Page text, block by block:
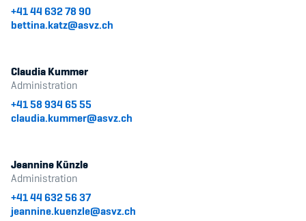
+41 44 632 78 90
bettina.katz@asvz.ch
Claudia Kummer
Administration
+41 58 934 65 55
claudia.kummer@asvz.ch
Jeannine Künzle
Administration
+41 44 632 56 37
jeannine.kuenzle@asvz.ch